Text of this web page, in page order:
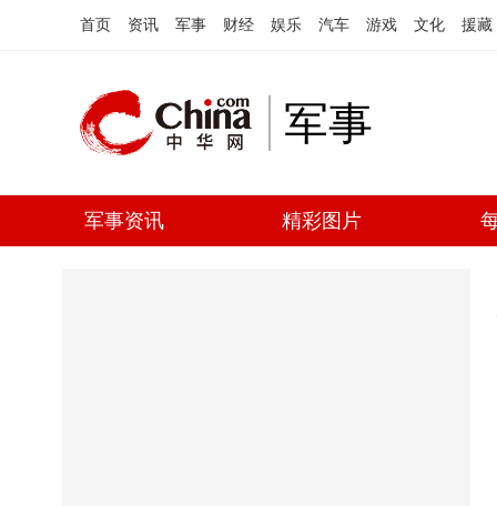
首页 资讯 军事 财经 娱乐 汽车 游戏 文化 援藏
军事
军事资讯 精彩图片